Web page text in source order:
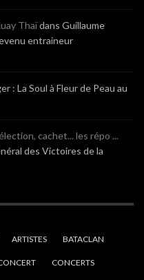
Thaïdans Guillaume
entraineur
: La Soul à Fleur de Peau au
cachet... les répo ...
des Victoires de la
ARTISTES BATACLAN
CONCERTS